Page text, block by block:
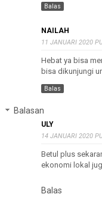
Balas
NAILAH
11 JANUARI 2020
Hebat ya bisa
bisa dikunjungi
Balas
Balasan
ULY
14 JANUARI 2020
Betul plus
ekonomi lokal
Balas